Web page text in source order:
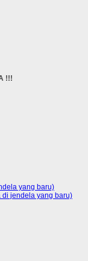
!!!
yang baru)
di jendela yang baru)